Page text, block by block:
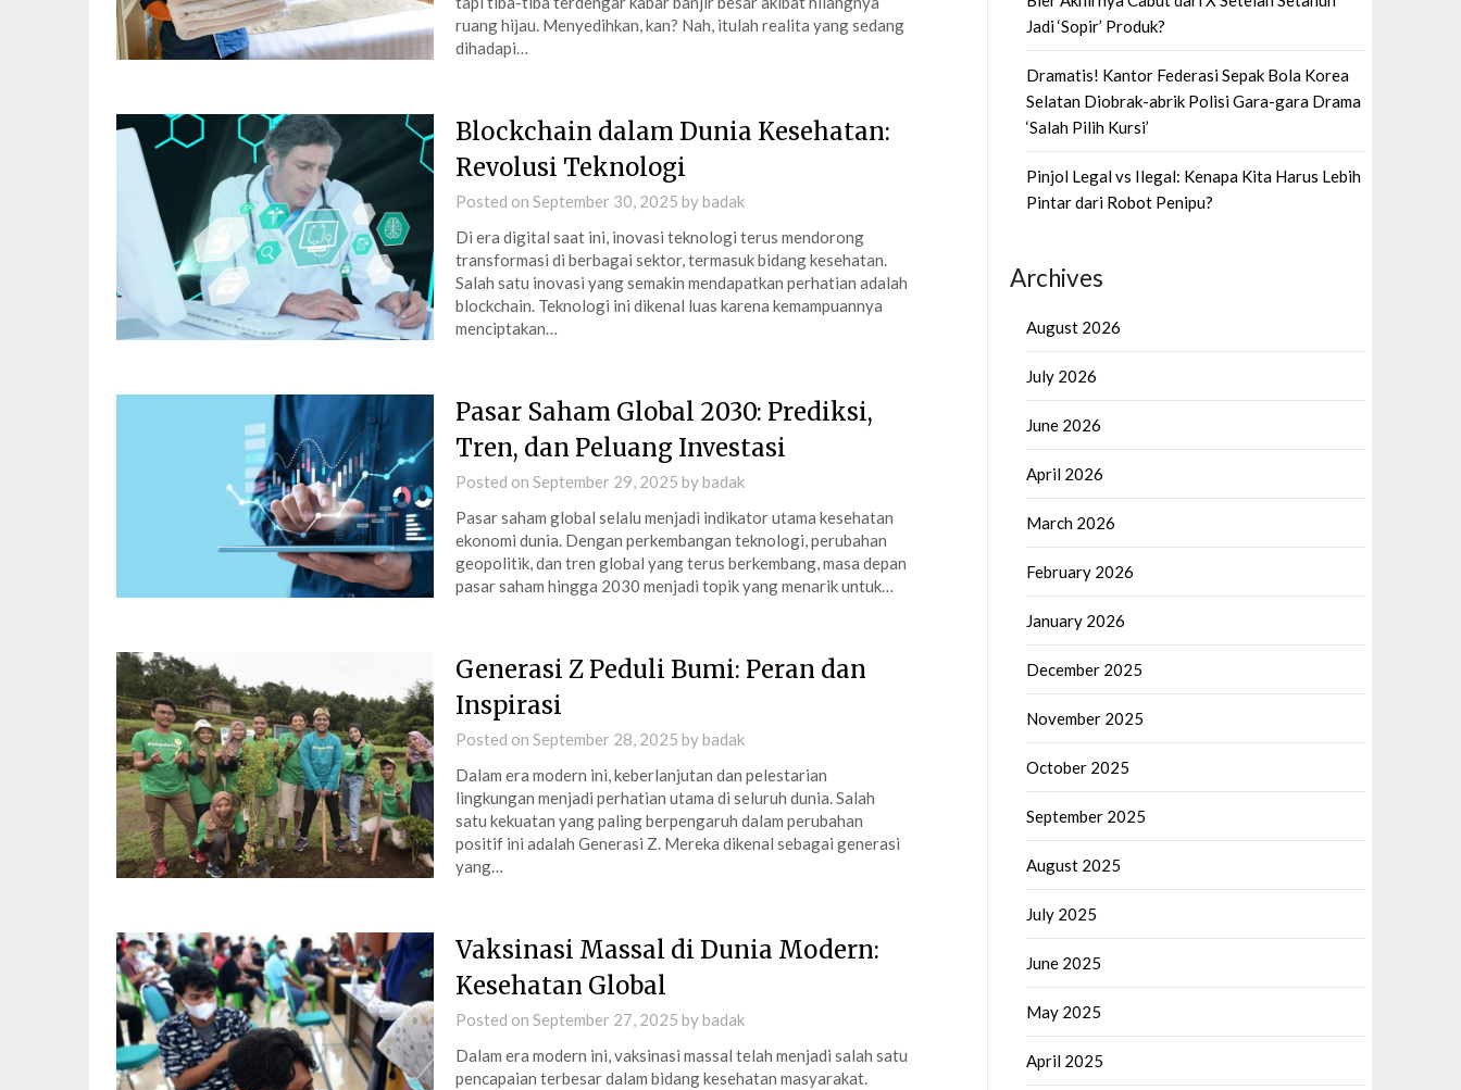
ruang hijau. Menyedihkan, kan? Nah, itulah realita yang sedang
dihadapi…
Blockchain dalam Dunia Kesehatan:
Revolusi Teknologi
Posted on September 30, 2025 bybadak
Di era digital saat ini, inovasi teknologi terus mendorong
transformasi di berbagai sektor, termasuk bidang kesehatan.
Salah satu inovasi yang semakin mendapatkan perhatian adalah
blockchain. Teknologi ini dikenal luas karena kemampuannya
menciptakan…
Pasar Saham Global 2030: Prediksi,
Tren, dan Peluang Investasi
Posted on September 29, 2025 bybadak
Pasar saham global selalu menjadi indikator utama kesehatan
ekonomi dunia. Dengan perkembangan teknologi, perubahan
geopolitik, dan tren global yang terus berkembang, masa depan
pasar saham hingga 2030 menjadi topik yang menarik untuk…
Generasi Z Peduli Bumi: Peran dan
Inspirasi
Posted on September 28, 2025 bybadak
Dalam era modern ini, keberlanjutan dan pelestarian
lingkungan menjadi perhatian utama di seluruh dunia. Salah
satu kekuatan yang paling berpengaruh dalam perubahan
positif ini adalah Generasi Z. Mereka dikenal sebagai generasi
yang…
Vaksinasi Massal di Dunia Modern:
Kesehatan Global
Posted on September 27, 2025 bybadak
Dalam era modern ini, vaksinasi massal telah menjadi salah satu
pencapaian terbesar dalam bidang kesehatan masyarakat.
Jadi ‘Sopir’ Produk?
Dramatis! Kantor Federasi Sepak Bola Korea
Selatan Diobrak-abrik Polisi Gara-gara Drama
‘Salah Pilih Kursi’
Pinjol Legal vs Ilegal: Kenapa Kita Harus Lebih
Pintar dari Robot Penipu?
Archives
August 2026
July 2026
June 2026
April 2026
March 2026
February 2026
January 2026
December 2025
November 2025
October 2025
September 2025
August 2025
July 2025
June 2025
May 2025
April 2025